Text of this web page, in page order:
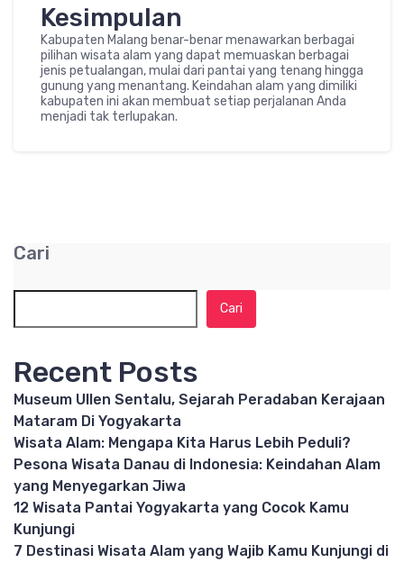
Kesimpulan
Kabupaten Malang benar-benar menawarkan berbagai
pilihan wisata alam yang dapat memuaskan berbagai
jenis petualangan, mulai dari pantai yang tenang hingga
gunung yang menantang. Keindahan alam yang dimiliki
kabupaten ini akan membuat setiap perjalanan Anda
menjadi tak terlupakan.
Cari
Cari
Recent Posts
Museum Ullen Sentalu, Sejarah Peradaban Kerajaan
Mataram Di Yogyakarta
Wisata Alam: Mengapa Kita Harus Lebih Peduli?
Pesona Wisata Danau di Indonesia: Keindahan Alam
yang Menyegarkan Jiwa
12 Wisata Pantai Yogyakarta yang Cocok Kamu
Kunjungi
7 Destinasi Wisata Alam yang Wajib Kamu Kunjungi di